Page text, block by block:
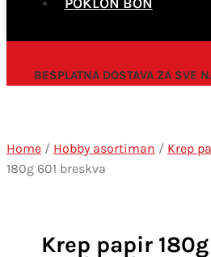
BESPLATNA DOSTAVA ZA SVE
Home / Hobby asortiman / Krep
180g 601 breskva
Krep papir 180g